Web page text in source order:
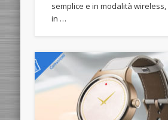
semplice e in modalità
in …